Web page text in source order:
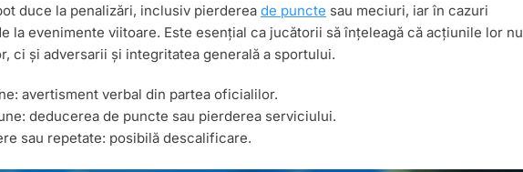
duce la penalizări, inclusiv pierderea de puncte sau meciuri, iar în cazuri
la evenimente viitoare. Este esențial ca jucătorii să înțeleagă că acțiunile lor nu
ci și adversarii și integritatea generală a sportului.
avertisment verbal din partea oficialilor.
deducerea de puncte sau pierderea serviciului.
sau repetate: posibilă descalificare.